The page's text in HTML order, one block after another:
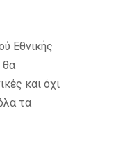
Εθνικής
θα
και όχι
τα